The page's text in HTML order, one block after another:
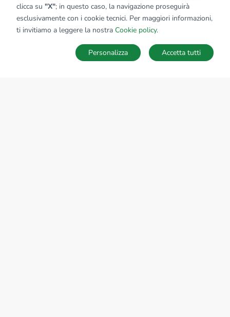
SALVA RICERCA
clicca su "X"; in questo caso, la navigazione proseguirà
esclusivamente con i cookie tecnici. Per maggiori informazioni,
ti invitiamo a leggere la nostra Cookie policy.
Accetta tutti
Personalizza